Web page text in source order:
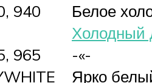
940
Белое
Холодный
965
-«-
Ярко